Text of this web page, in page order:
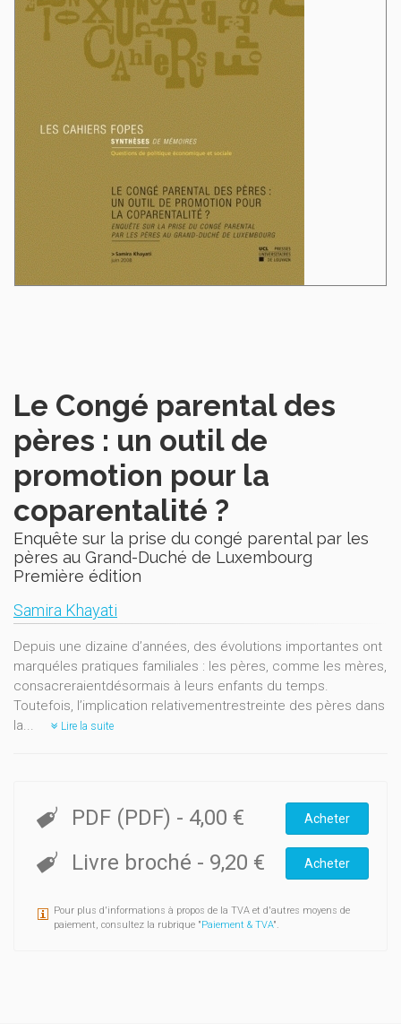
Le Congé parental des
pères : un outil de
promotion pour la
coparentalité ?
Enquête sur la prise du congé parental par les
pères au Grand-Duché de Luxembourg
Première édition
Samira Khayati
Depuis une dizaine d’années, des évolutions importantes ont
marquéles pratiques familiales : les pères, comme les mères,
consacreraientdésormais à leurs enfants du temps.
Toutefois, l’implication relativementrestreinte des pères dans
la...
Lire la suite
PDF (PDF) - 4,00 € Acheter
Livre broché - 9,20 € Acheter
Pour plus d'informations à propos de la TVA et d'autres moyens de
paiement, consultez la rubrique "Paiement & TVA".